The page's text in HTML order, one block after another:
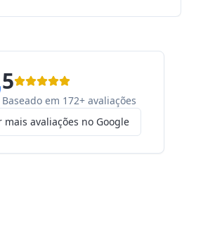
5
Baseado em 172+ avaliações
mais avaliações no Google